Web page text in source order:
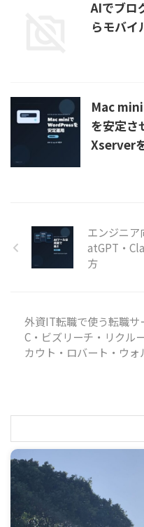
AIでブロ
らモバイ
Mac
を安定
Xserver
エンジニア
atGPT・
方
外資IT転職で使う転職サ
C・ビズリーチ・リクル
カウト・ロバート・ウォ